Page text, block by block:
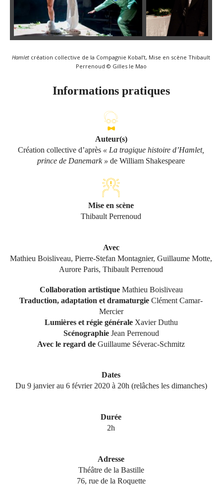
Hamlet création collective de la Compagnie Kobal’t, Mise en scène Thibault
Perrenoud © Gilles le Mao
Informations pratiques
Auteur(s)
Création collective d’après « La tragique histoire d’Hamlet,
prince de Danemark » de William Shakespeare
Mise en scène
Thibault Perrenoud
Avec
Mathieu Boisliveau, Pierre-Stefan Montagnier, Guillaume Motte,
Aurore Paris, Thibault Perrenoud
Collaboration artistique Mathieu Boisliveau
Traduction, adaptation et dramaturgie Clément Camar-
Mercier
Lumières et régie générale Xavier Duthu
Scénographie Jean Perrenoud
Avec le regard de Guillaume Séverac-Schmitz
Dates
Du 9 janvier au 6 février 2020 à 20h (relâches les dimanches)
Durée
2h
Adresse
Théâtre de la Bastille
76, rue de la Roquette